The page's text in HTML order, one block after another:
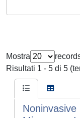
Mostra
Risultati 1 - 5 di 5